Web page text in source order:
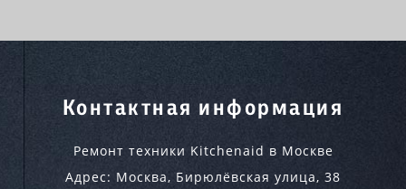
Контактная информация
Ремонт техники Kitchenaid в Москве
Адрес: Москва, Бирюлёвская улица, 38